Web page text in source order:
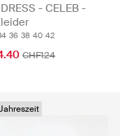
- CELEB -
36 38 40 42
CHF124